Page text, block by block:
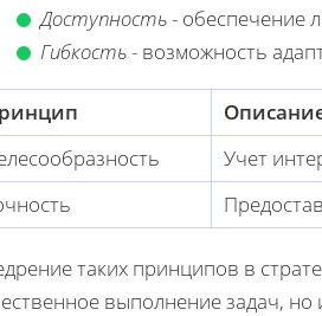
Доступность- обеспечение
Гибкость- возможность
Учет
таких принципов в
выполнение задач,